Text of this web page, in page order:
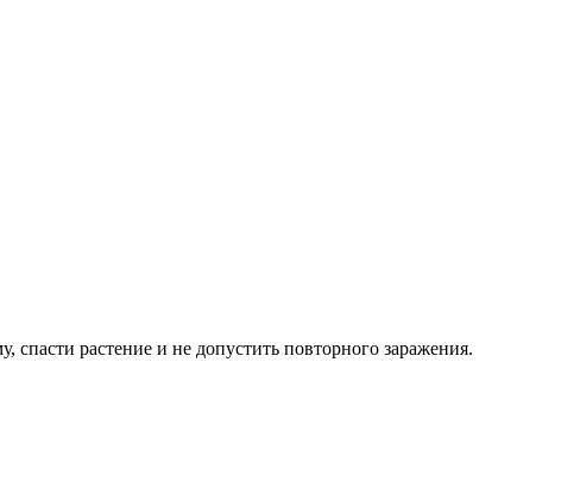
растение и не допустить повторного заражения.